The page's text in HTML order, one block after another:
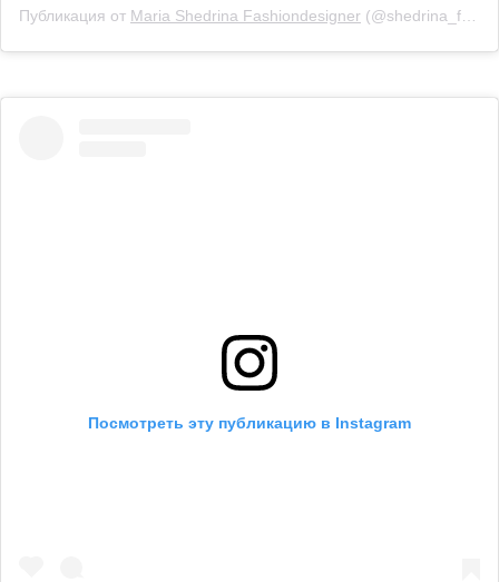
Публикация от Maria Shedrina Fashiondesigner (@shedrina_fashion)
Посмотреть эту публикацию в Instagram